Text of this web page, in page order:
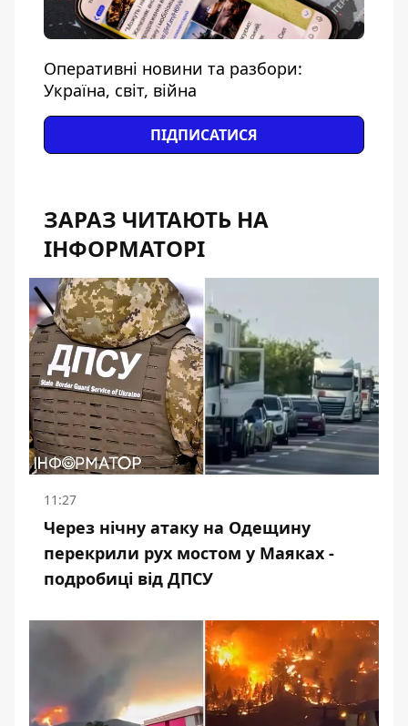
Оперативні новини та разбори:
Україна, світ, війна
ПІДПИСАТИСЯ
ЗАРАЗ ЧИТАЮТЬ НА
ІНФОРМАТОРІ
11:27
Через нічну атаку на Одещину
перекрили рух мостом у Маяках -
подробиці від ДПСУ